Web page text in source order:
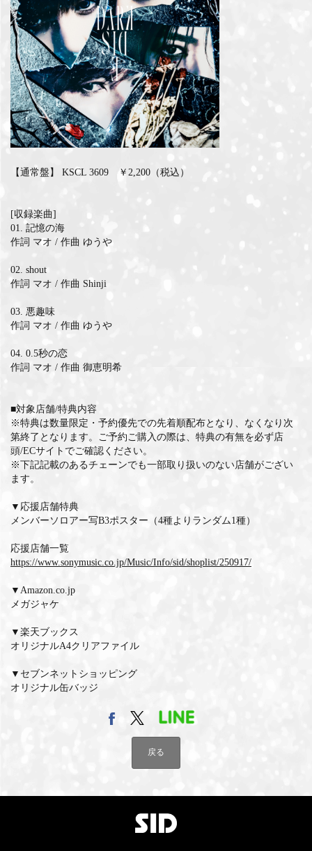
【通常盤】 KSCL 3609 ￥2,200（税込）
[収録楽曲]
01. 記憶の海
作詞 マオ / 作曲 ゆうや
02. shout
作詞 マオ / 作曲 Shinji
03. 悪趣味
作詞 マオ / 作曲 ゆうや
04. 0.5秒の恋
作詞 マオ / 作曲 御恵明希
■対象店舗/特典内容
※特典は数量限定・予約優先での先着順配布となり、なくなり次
第終了となります。ご予約ご購入の際は、特典の有無を必ず店
頭/ECサイトでご確認ください。
※下記記載のあるチェーンでも一部取り扱いのない店舗がござい
ます。
▼応援店舗特典
メンバーソロアー写B3ポスター（4種よりランダム1種）
応援店舗一覧
https://www.sonymusic.co.jp/Music/Info/sid/shoplist/250917/
▼Amazon.co.jp
メガジャケ
▼楽天ブックス
オリジナルA4クリアファイル
▼セブンネットショッピング
オリジナル缶バッジ
戻る